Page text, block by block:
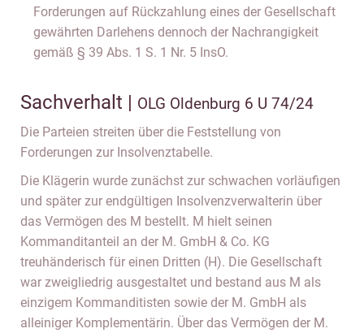
Forderungen auf Rückzahlung eines der Gesellschaft
gewährten Darlehens dennoch der Nachrangigkeit
gemäß § 39 Abs. 1 S. 1 Nr. 5 InsO.
Sachverhalt | OLG Oldenburg 6 U 74/24
Die Parteien streiten über die Feststellung von
Forderungen zur Insolvenztabelle.
Die Klägerin wurde zunächst zur schwachen vorläufigen
und später zur endgültigen Insolvenzverwalterin über
das Vermögen des M bestellt. M hielt seinen
Kommanditanteil an der M. GmbH & Co. KG
treuhänderisch für einen Dritten (H). Die Gesellschaft
war zweigliedrig ausgestaltet und bestand aus M als
einzigem Kommanditisten sowie der M. GmbH als
alleiniger Komplementärin. Über das Vermögen der M.